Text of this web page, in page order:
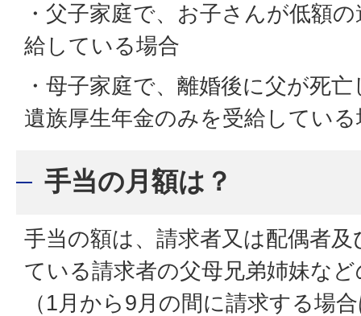
・父子家庭で、お子さんが低額
給している場合
・母子家庭で、離婚後に父が死
遺族厚生年金のみを受給してい
手当の月額は？
手当の額は、請求者又は配偶者
ている請求者の父母兄弟姉妹な
（1月から9月の間に請求する場